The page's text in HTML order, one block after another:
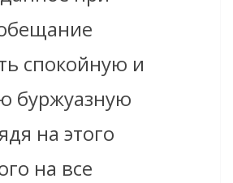
спокойную и
буржуазную
на этого
на все